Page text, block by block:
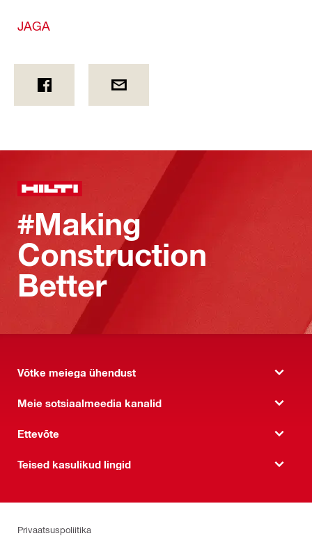
JAGA
#Making
Construction
Better
Võtke meiega ühendust
Meie sotsiaalmeedia kanalid
Ettevõte
Teised kasulikud lingid
Privaatsuspoliitika